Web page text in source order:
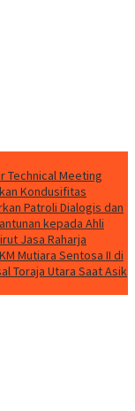
Technical Meeting
Kondusifitas
Patroli Dialogis dan
kepada Ahli
Jasa Raharja
Mutiara Sentosa II di
Toraja Utara Saat Asik